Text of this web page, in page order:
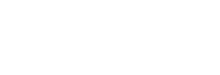
майбутніми деревами має бути великою, щонайменше 4
забезпечене рясним поливом. Однак застою води каштан
грунту на 5 см.